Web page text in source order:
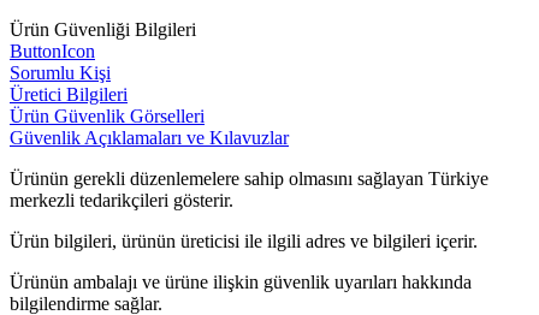
Ürün Güvenliği Bilgileri
ButtonIcon
Sorumlu Kişi
Üretici Bilgileri
Ürün Güvenlik Görselleri
Güvenlik Açıklamaları ve Kılavuzlar
Ürünün gerekli düzenlemelere sahip olmasını sağlayan Türkiye
merkezli tedarikçileri gösterir.
Ürün bilgileri, ürünün üreticisi ile ilgili adres ve bilgileri içerir.
Ürünün ambalajı ve ürüne ilişkin güvenlik uyarıları hakkında
bilgilendirme sağlar.